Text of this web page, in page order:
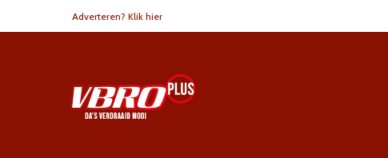
Adverteren? Klik hier